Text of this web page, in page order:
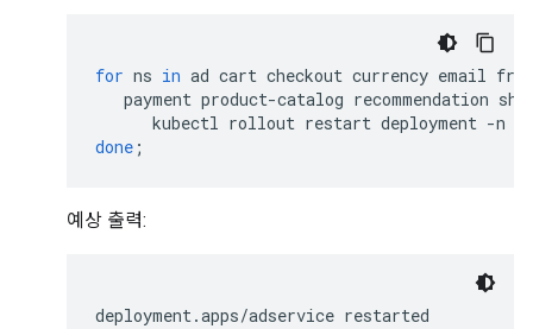
for ns in ad cart checkout currency email
payment product-catalog recommendation
kubectl rollout restart deployment -n
done ;
예상 출력:
deployment.apps/adservice restarted